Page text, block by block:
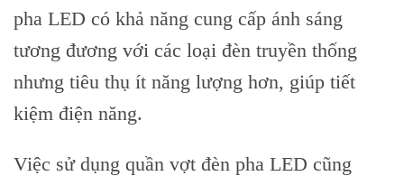
pha LED có khả năng cung cấp ánh sáng
tương đương với các loại đèn truyền thống
nhưng tiêu thụ ít năng lượng hơn, giúp tiết
kiệm điện năng.
Việc sử dụng quần vợt đèn pha LED cũng